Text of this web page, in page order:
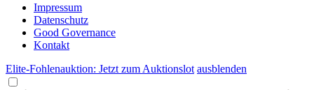
Impressum
Datenschutz
Good Governance
Kontakt
Elite-Fohlenauktion: Jetzt zum Auktionslot ausblenden